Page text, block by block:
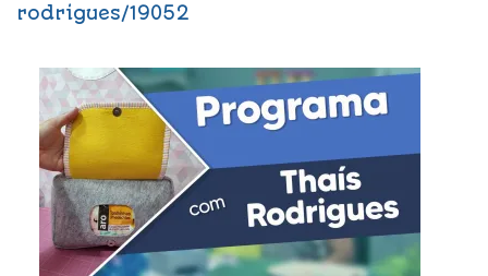
rodrigues/19052